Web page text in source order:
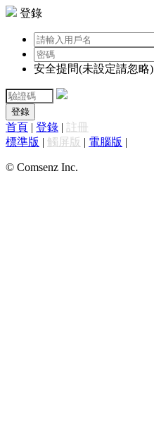
登錄
安全提問(未設定請忽略)
登錄
首頁 | 登錄 | 註冊
標準版 | 觸屏版 | 電腦版 |
© Comsenz Inc.